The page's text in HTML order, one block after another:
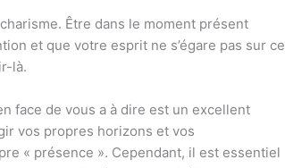
Être dans le moment présent
et que votre esprit ne s’égare pas sur ce
là.
face de vous a à dire est un excellent
vos propres horizons et vos
« présence ». Cependant, il est essentiel